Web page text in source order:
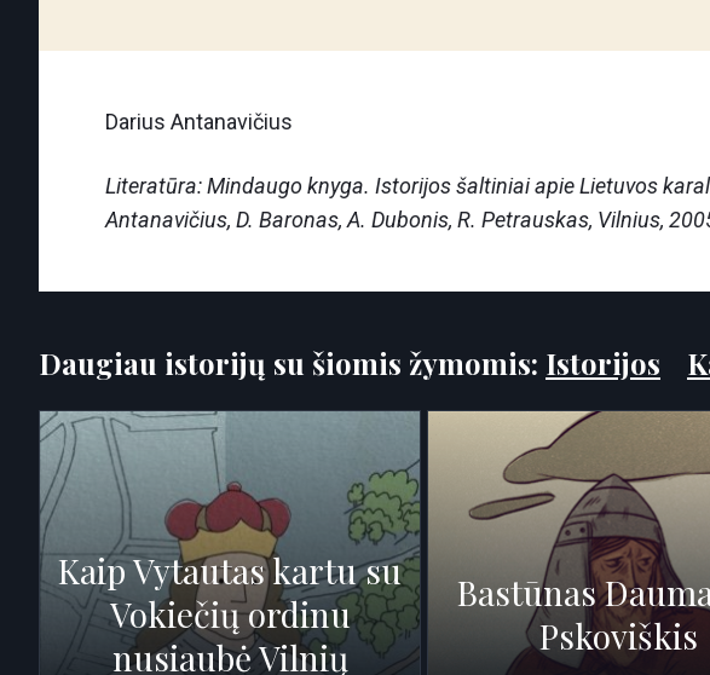
Darius Antanavičius
Literatūra: Mindaugo knyga. Istorijos šaltiniai apie Lietuvos
Antanavičius, D. Baronas, A. Dubonis, R. Petrauskas, Vilnius,
Daugiau istorijų su šiomis žymomis: Istorijos
Kaip Vytautas kartu su
Vokiečių ordinu
nusiaubė Vilnių
Bastūnas
Pskoviškis